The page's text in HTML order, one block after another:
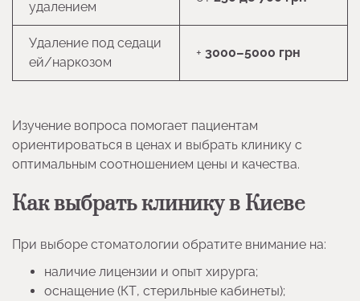
удалением
Удаление под седаци
ей/наркозом
+ 3000–5000 грн
Изучение вопроса помогает пациентам
ориентироваться в ценах и выбрать клинику с
оптимальным соотношением цены и качества.
Как выбрать клинику в Киеве
При выборе стоматологии обратите внимание на:
наличие лицензии и опыт хирурга;
оснащение (КТ, стерильные кабинеты);